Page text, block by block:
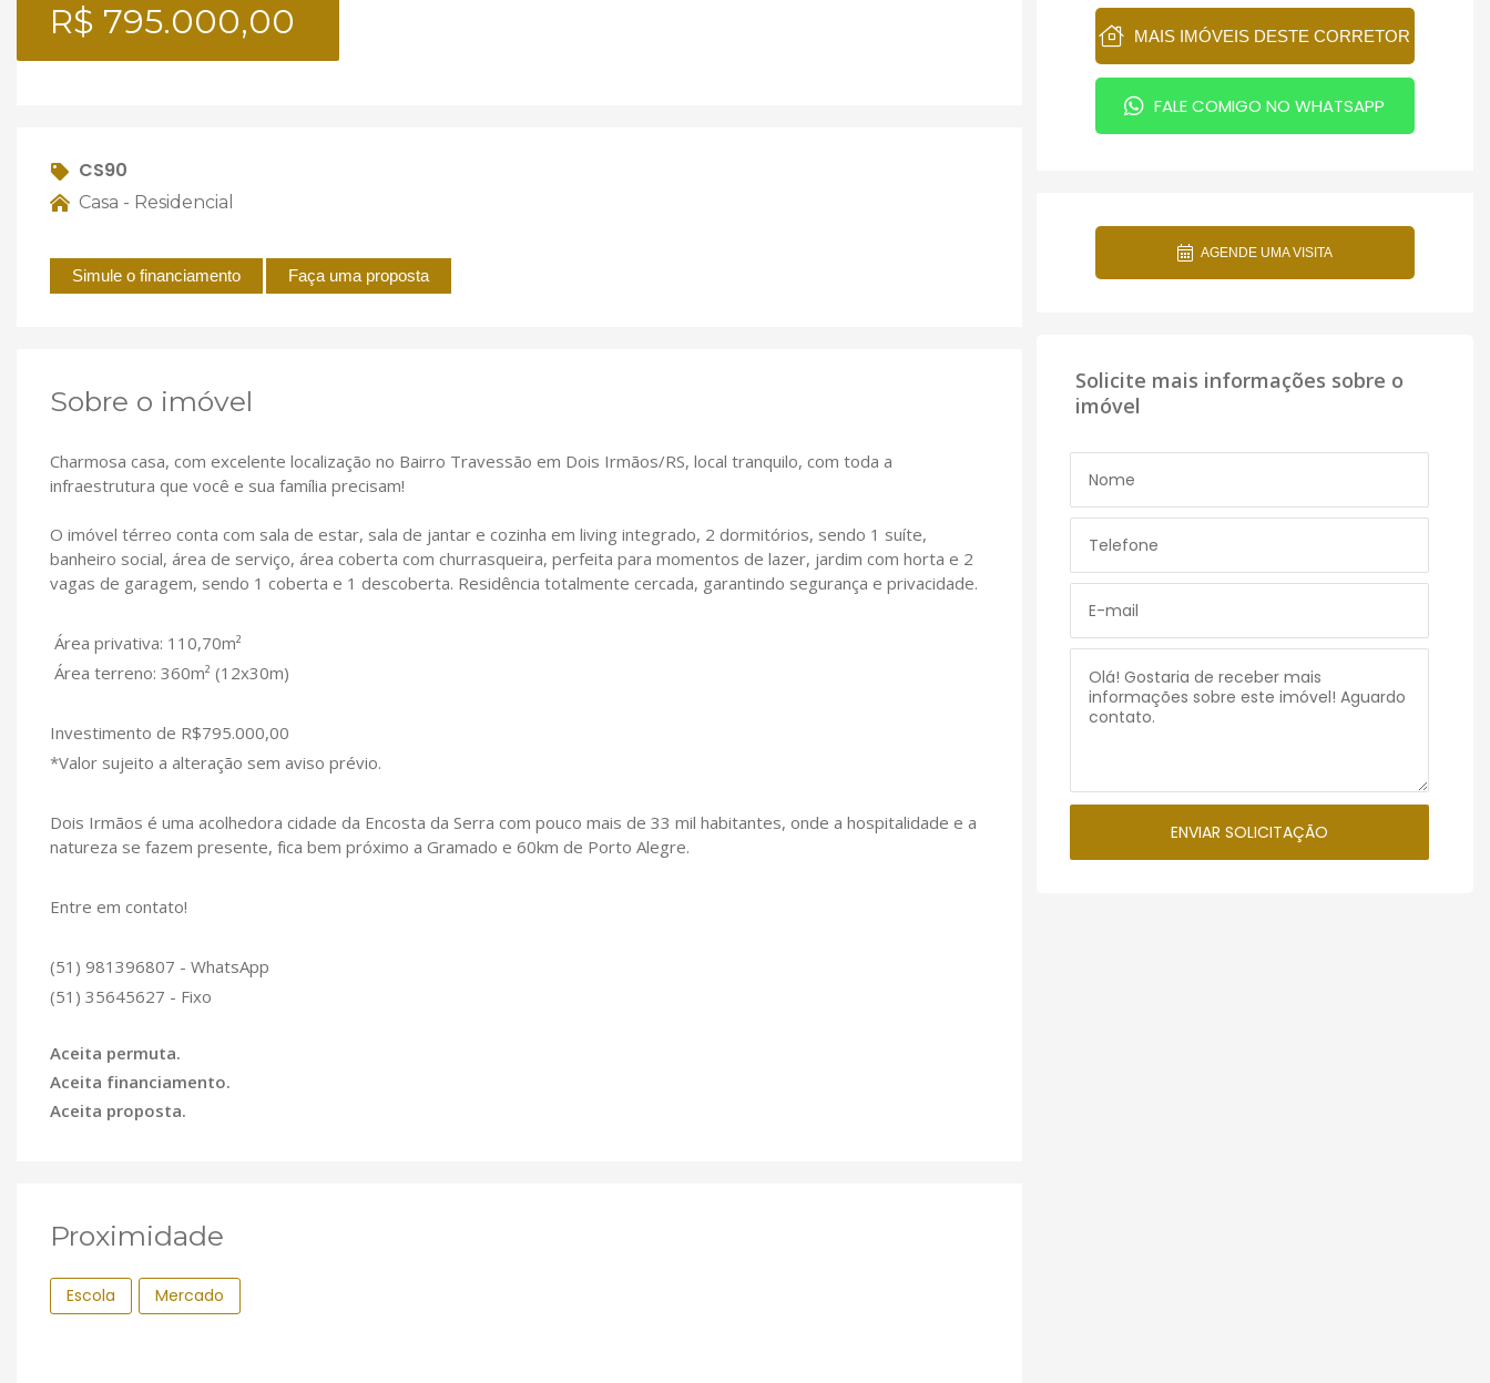
R$ 795.000,00
CS90
Casa - Residencial
Simule o financiamento Faça uma proposta
Sobre o imóvel
Charmosa casa, com excelente localização no Bairro Travessão em Dois Irmãos/RS, local tranquilo, com toda a
infraestrutura que você e sua família precisam!
O imóvel térreo conta com sala de estar, sala de jantar e cozinha em living integrado, 2 dormitórios, sendo 1 suíte,
banheiro social, área de serviço, área coberta com churrasqueira, perfeita para momentos de lazer, jardim com horta e 2
vagas de garagem, sendo 1 coberta e 1 descoberta. Residência totalmente cercada, garantindo segurança e privacidade.
Área privativa: 110,70m²
Área terreno: 360m² (12x30m)
Investimento de R$795.000,00
*Valor sujeito a alteração sem aviso prévio.
Dois Irmãos é uma acolhedora cidade da Encosta da Serra com pouco mais de 33 mil habitantes, onde a hospitalidade e a
natureza se fazem presente, fica bem próximo a Gramado e 60km de Porto Alegre.
Entre em contato!
(51) 981396807 - WhatsApp
(51) 35645627 - Fixo
Aceita permuta.
Aceita financiamento.
Aceita proposta.
Proximidade
Escola Mercado
MAIS IMÓVEIS DESTE CORRETOR
FALE COMIGO NO WHATSAPP
AGENDE UMA VISITA
Solicite mais informações sobre o
imóvel